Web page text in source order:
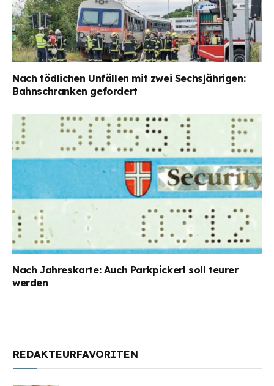
Nach tödlichen Unfällen mit zwei Sechsjährigen:
Bahnschranken gefordert
Nach Jahreskarte: Auch Parkpickerl soll teurer
werden
REDAKTEURFAVORITEN